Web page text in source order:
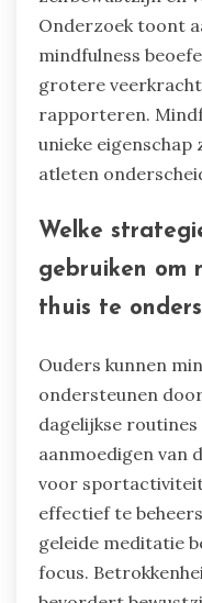
Hoe kunnen
veerkracht bij
bevorderen?
Mindfulness-
focus te
atleten om stress
verbeterde
visualisatie en
zelfbewustzijn en
Onderzoek toont
mindfulness
grotere
rapporteren.
unieke eigenschap
atleten